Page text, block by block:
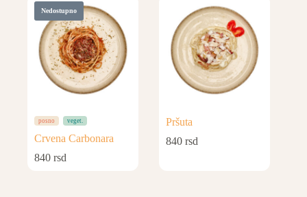
Nedostupno
posno veget.
Crvena Carbonara
840 rsd
Pršuta
840rsd